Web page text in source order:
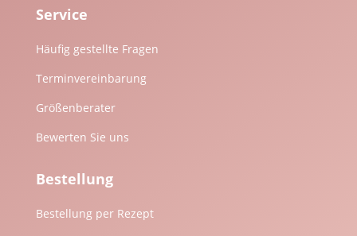
Service
Häufig gestellte Fragen
Terminvereinbarung
Größenberater
Bewerten Sie uns
Bestellung
Bestellung per Rezept